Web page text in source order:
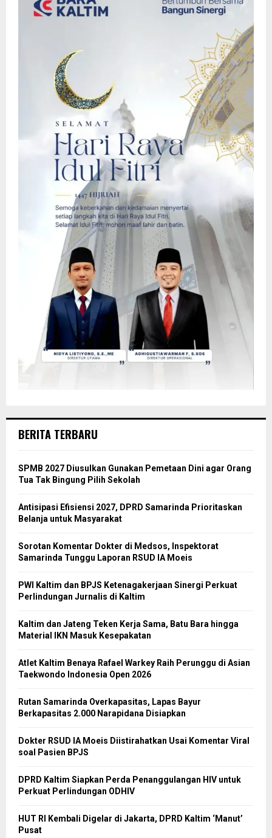
BERITA TERBARU
SPMB 2027 Diusulkan Gunakan Pemetaan Dini agar Orang
Tua Tak Bingung Pilih Sekolah
Antisipasi Efisiensi 2027, DPRD Samarinda Prioritaskan
Belanja untuk Masyarakat
Sorotan Komentar Dokter di Medsos, Inspektorat
Samarinda Tunggu Laporan RSUD IA Moeis
PWI Kaltim dan BPJS Ketenagakerjaan Sinergi Perkuat
Perlindungan Jurnalis di Kaltim
Kaltim dan Jateng Teken Kerja Sama, Batu Bara hingga
Material IKN Masuk Kesepakatan
Atlet Kaltim Benaya Rafael Warkey Raih Perunggu di Asian
Taekwondo Indonesia Open 2026
Rutan Samarinda Overkapasitas, Lapas Bayur
Berkapasitas 2.000 Narapidana Disiapkan
Dokter RSUD IA Moeis Diistirahatkan Usai Komentar Viral
soal Pasien BPJS
DPRD Kaltim Siapkan Perda Penanggulangan HIV untuk
Perkuat Perlindungan ODHIV
HUT RI Kembali Digelar di Jakarta, DPRD Kaltim ‘Manut’
Pusat